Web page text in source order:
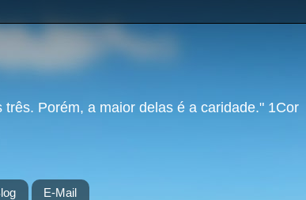
Porém, a maior delas é a caridade." 1Cor
E-Mail